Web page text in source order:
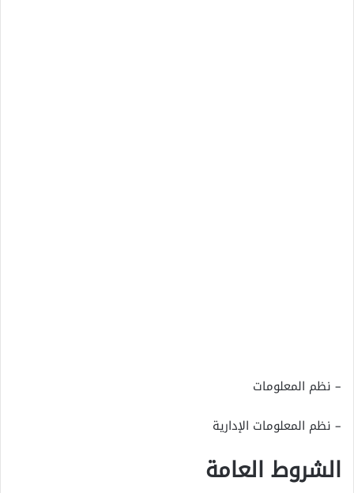
– نظم المعلومات
– نظم المعلومات الإدارية
الشروط العامة